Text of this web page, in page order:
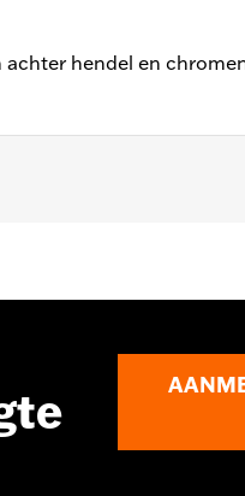
hendel en